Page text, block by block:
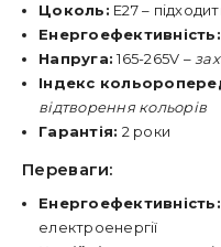
Цоколь: E27 –
Енергоефективність:
Напруга: 165-265V –
Індекс
відтворення кольорів
Гарантія: 2 роки
Переваги:
Енергоефективність:
електроенергії